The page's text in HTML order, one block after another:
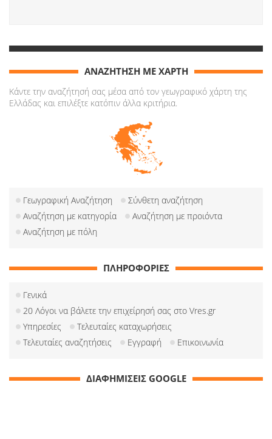
ΑΝΑΖΗΤΗΣΗ ΜΕ ΧΑΡΤΗ
Κάντε την αναζήτησή σας μέσα από τον γεωγραφικό χάρτη της
Ελλάδας και επιλέξτε κατόπιν άλλα κριτήρια.
Γεωγραφική Αναζήτηση
Σύνθετη αναζήτηση
Αναζήτηση με κατηγορία
Αναζήτηση με προιόντα
Αναζήτηση με πόλη
ΠΛΗΡΟΦΟΡΙΕΣ
Γενικά
20 Λόγοι να βάλετε την επιχείρησή σας στο Vres.gr
Υπηρεσίες
Τελευταίες καταχωρήσεις
Τελευταίες αναζητήσεις
Εγγραφή Επικοινωνία
ΔΙΑΦΗΜΙΣΕΙΣ GOOGLE